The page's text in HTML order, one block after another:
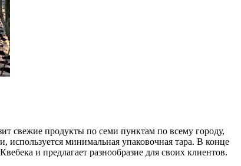
свежие продукты по семи пунктам по всему городу,
минимальная упаковочная тара. В конце
и предлагает разнообразие для своих клиентов.